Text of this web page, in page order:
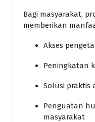
Bagi masyarakat,
memberikan
Akses
Peningkatan
Solusi praktis
Penguatan
masyarakat